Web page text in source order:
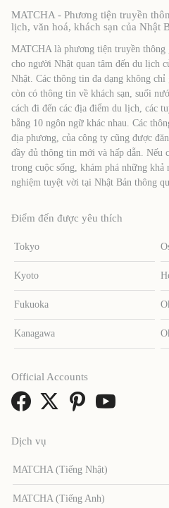
MATCHA - Phương tiện truyền
lịch, văn hoá, khách sạn của Nhật
MATCHA là phương tiện truyền thông
cho người Nhật quan tâm đến du lịch
Nhật. Các thông tin đa dạng không
còn có thông tin về khách sạn, suối
cách đi đến các địa điểm du lịch, các
bằng 10 ngôn ngữ khác nhau. Các
địa phương, của công ty cũng được
đầy đủ thông tin mới và hấp dẫn. Nếu
trong cuộc sống, khám phá những
nghiệm tuyệt vời tại Nhật Bản thông
Điểm đến được yêu thích
Tokyo
Kyoto
Fukuoka
Kanagawa
Dịch vụ
MATCHA (Tiếng Nhật)
MATCHA (Tiếng Anh)
Official Accounts